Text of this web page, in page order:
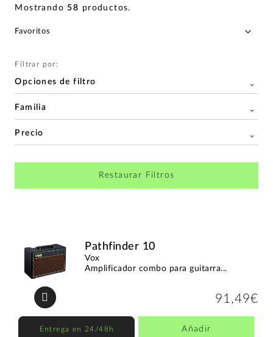
Mostrando 58 productos.
Filtrar por:
Opciones de filtro
Familia
Precio
Restaurar Filtros
Pathfinder 10
Vox
Amplificador combo para guitarra...
91,49€
Entrega en 24/48h Añadir